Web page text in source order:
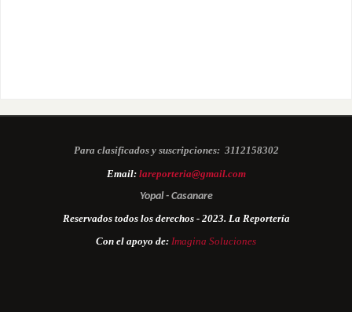
Para clasificados y suscripciones: 3112158302
Email: lareporteria@gmail.com
Yopal - Casanare
Reservados todos los derechos - 2023. La Reportería
Con el apoyo de: Imagina Soluciones